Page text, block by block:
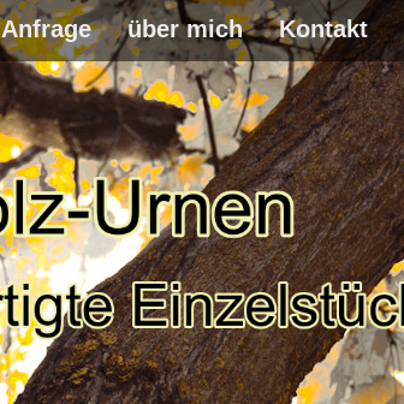
Anfrage über mich Kontakt